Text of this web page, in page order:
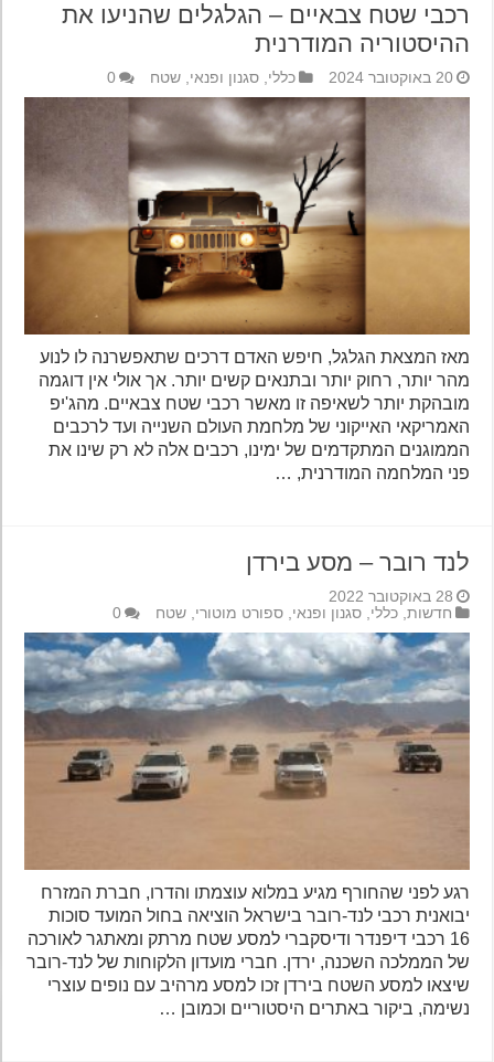
רכבי שטח צבאיים – הגלגלים שהניעו את
ההיסטוריה המודרנית
20 באוקטובר 2024 כללי,סגנון ופנאי,שטח 0
מאז המצאת הגלגל, חיפש האדם דרכים שתאפשרנה לו לנוע
מהר יותר, רחוק יותר ובתנאים קשים יותר. אך אולי אין דוגמה
מובהקת יותר לשאיפה זו מאשר רכבי שטח צבאיים. מהג'יפ
האמריקאי האייקוני של מלחמת העולם השנייה ועד לרכבים
הממוגנים המתקדמים של ימינו, רכבים אלה לא רק שינו את
פני המלחמה המודרנית, …
לנד רובר – מסע בירדן
28 באוקטובר 2022
חדשות,כללי,סגנון ופנאי,ספורט מוטורי,שטח 0
רגע לפני שהחורף מגיע במלוא עוצמתו והדרו, חברת המזרח
יבואנית רכבי לנד-רובר בישראל הוציאה בחול המועד סוכות
16 רכבי דיפנדר ודיסקברי למסע שטח מרתק ומאתגר לאורכה
של הממלכה השכנה, ירדן. חברי מועדון הלקוחות של לנד-רובר
שיצאו למסע השטח בירדן זכו למסע מרהיב עם נופים עוצרי
נשימה, ביקור באתרים היסטוריים וכמובן …